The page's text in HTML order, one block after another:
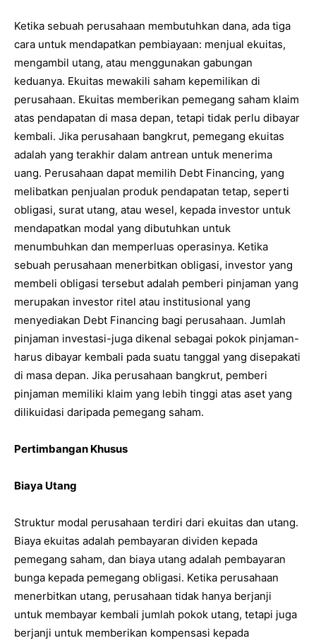
Ketika sebuah perusahaan membutuhkan dana, ada tiga
cara untuk mendapatkan pembiayaan: menjual ekuitas,
mengambil utang, atau menggunakan gabungan
keduanya. Ekuitas mewakili saham kepemilikan di
perusahaan. Ekuitas memberikan pemegang saham klaim
atas pendapatan di masa depan, tetapi tidak perlu dibayar
kembali. Jika perusahaan bangkrut, pemegang ekuitas
adalah yang terakhir dalam antrean untuk menerima
uang. Perusahaan dapat memilih Debt Financing, yang
melibatkan penjualan produk pendapatan tetap, seperti
obligasi, surat utang, atau wesel, kepada investor untuk
mendapatkan modal yang dibutuhkan untuk
menumbuhkan dan memperluas operasinya. Ketika
sebuah perusahaan menerbitkan obligasi, investor yang
membeli obligasi tersebut adalah pemberi pinjaman yang
merupakan investor ritel atau institusional yang
menyediakan Debt Financing bagi perusahaan. Jumlah
pinjaman investasi-juga dikenal sebagai pokok pinjaman-
harus dibayar kembali pada suatu tanggal yang disepakati
di masa depan. Jika perusahaan bangkrut, pemberi
pinjaman memiliki klaim yang lebih tinggi atas aset yang
dilikuidasi daripada pemegang saham.
Pertimbangan Khusus
Biaya Utang
Struktur modal perusahaan terdiri dari ekuitas dan utang.
Biaya ekuitas adalah pembayaran dividen kepada
pemegang saham, dan biaya utang adalah pembayaran
bunga kepada pemegang obligasi. Ketika perusahaan
menerbitkan utang, perusahaan tidak hanya berjanji
untuk membayar kembali jumlah pokok utang, tetapi juga
berjanji untuk memberikan kompensasi kepada